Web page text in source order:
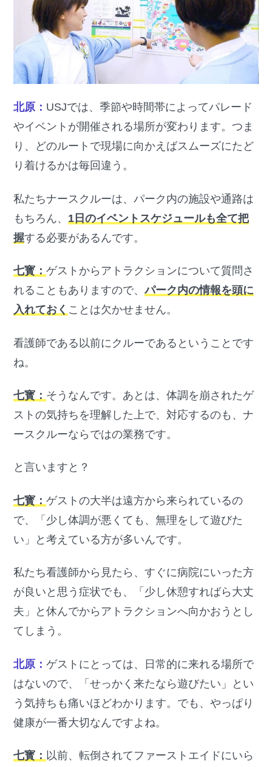
北原： USJでは、季節や時間帯によってパレード
やイベントが開催される場所が変わります。つま
り、どのルートで現場に向かえばスムーズにたど
り着けるかは毎回違う。
私たちナースクルーは、パーク内の施設や通路は
もちろん、 1日のイベントスケジュールも全て把
握する必要があるんです。
七寳：ゲストからアトラクションについて質問さ
れることもありますので、パーク内の情報を頭に
入れておく ことは欠かせません。
看護師である以前にクルーであるということです
ね。
七寳： そうなんです。あとは、体調を崩されたゲ
ストの気持ちを理解した上で、対応するのも、ナ
ースクルーならではの業務です。
と言いますと？
七寳：ゲストの大半は遠方から来られているの
で、「少し体調が悪くても、無理をして遊びた
い」と考えている方が多いんです。
私たち看護師から見たら、すぐに病院にいった方
が良いと思う症状でも、「少し休憩すればら大丈
夫」と休んでからアトラクションへ向かおうとし
てしまう。
北原：ゲストにとっては、日常的に来れる場所で
はないので、「せっかく来たなら遊びたい」とい
う気持ちも痛いほどわかります。でも、やっぱり
健康が一番大切なんですよね。
七寳： 以前、転倒されてファーストエイドにいら